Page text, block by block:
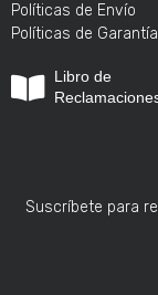
Políticas de Envío
Políticas de Garantía
Libro de
Suscríbete para